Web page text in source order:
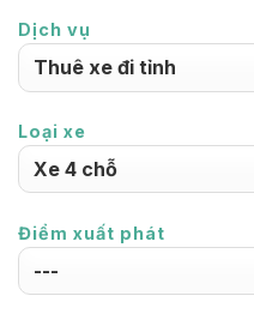
Dịch vụ
Loại xe
Điểm xuất phát